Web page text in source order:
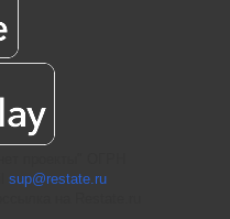
sup@restate.ru